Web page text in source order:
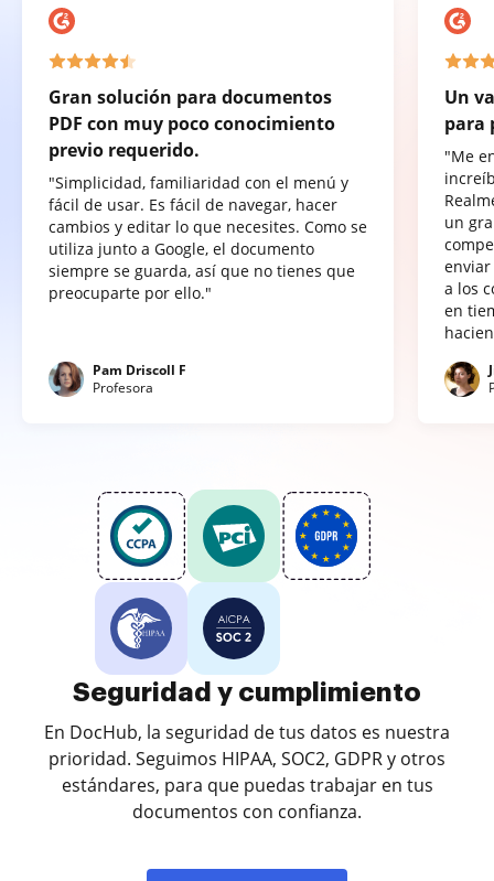
Gran solución para documentos
PDF con muy poco conocimiento
previo requerido.
"Simplicidad, familiaridad con el menú y
fácil de usar. Es fácil de navegar, hacer
cambios y editar lo que necesites. Como se
utiliza junto a Google, el documento
siempre se guarda, así que no tienes que
preocuparte por ello."
Pam Driscoll F
Profesora
Un
para
"Me
un
a los
en
Seguridad y cumplimiento
En DocHub, la seguridad de tus datos es nuestra
prioridad. Seguimos HIPAA, SOC2, GDPR y otros
estándares, para que puedas trabajar en tus
documentos con confianza.